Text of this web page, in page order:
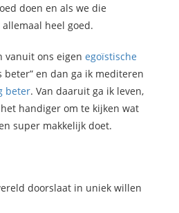
doen en als we die
heel goed.
vanuit ons eigen egoïstische
beter” en dan ga ik mediteren
beter. Van daaruit ga ik leven,
handiger om te kijken wat
super makkelijk doet.
doorslaat in uniek willen